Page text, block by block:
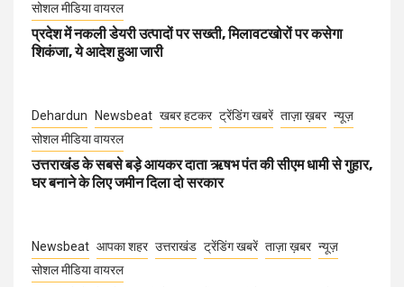
सोशल मीडिया वायरल
प्रदेश में नकली डेयरी उत्पादों पर सख्ती, मिलावटखोरों पर कसेगा
शिकंजा, ये आदेश हुआ जारी
Dehardun Newsbeat खबर हटकर ट्रेंडिंग खबरें ताज़ा ख़बर न्यूज़
सोशल मीडिया वायरल
उत्तराखंड के सबसे बड़े आयकर दाता ऋषभ पंत की सीएम धामी से गुहार,
घर बनाने के लिए जमीन दिला दो सरकार
Newsbeat आपका शहर उत्तराखंड ट्रेंडिंग खबरें ताज़ा ख़बर न्यूज़
सोशल मीडिया वायरल